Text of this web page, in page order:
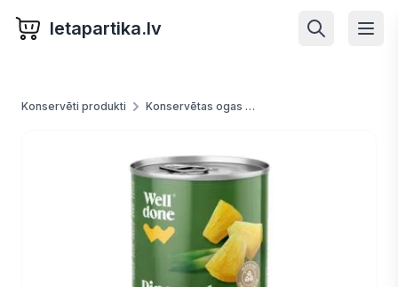
letapartika.lv
Konservēti produkti Konservētas ogas un augļi